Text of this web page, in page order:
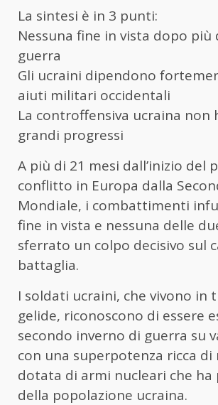
La sintesi è in 3 punti:
Nessuna fine in vista dopo più
guerra
Gli ucraini dipendono
aiuti militari occidentali
La controffensiva ucraina non
grandi progressi
A più di 21 mesi dall’inizio del
conflitto in Europa dalla
Mondiale, i combattimenti
fine in vista e nessuna delle
sferrato un colpo decisivo sul
battaglia.
I soldati ucraini, che vivono in
gelide, riconoscono di essere
secondo inverno di guerra su
con una superpotenza ricca di
dotata di armi nucleari che
della popolazione ucraina.